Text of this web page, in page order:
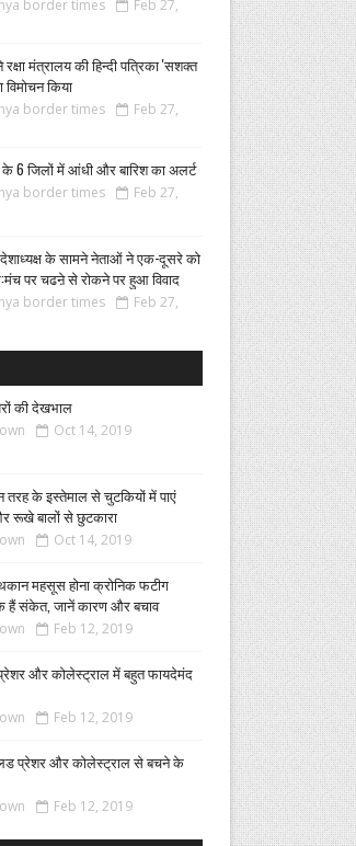
border times
Feb 27,
मंत्रालय की हिन्दी पत्रिका 'सशक्त
विमोचन किया
border times
Feb 27,
के 6 जिलों में आंधी और बारिश का अलर्ट
border times
Feb 27,
के सामने नेताओं ने एक-दूसरे को
पर चढऩे से रोकने पर हुआ विवाद
border times
Feb 27,
की देखभाल
Oct 14, 2019
तरह के इस्तेमाल से चुटकियों में पाएं
रूखे बालों से छुटकारा
Oct 14, 2019
महसूस होना क्रोनिक फटीग
हैं संकेत, जानें कारण और बचाव
Feb 12, 2019
और कोलेस्ट्राल में बहुत फायदेमंद
Feb 12, 2019
प्रेशर और कोलेस्ट्राल से बचने के
Feb 12, 2019